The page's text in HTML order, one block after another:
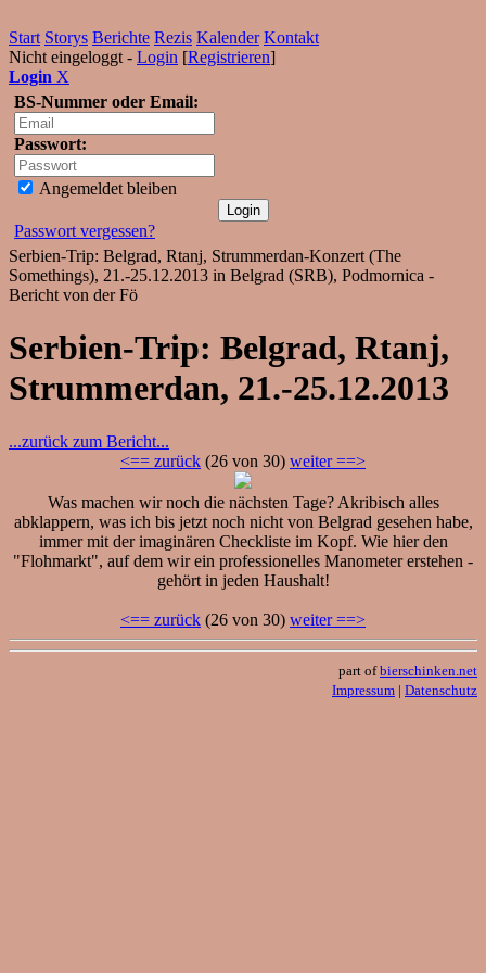
Start Storys Berichte Rezis Kalender Kontakt
Nicht eingeloggt - Login [Registrieren]
Login X
BS-Nummer oder Email:
Passwort:
Angemeldet bleiben
Passwort vergessen?
Serbien-Trip: Belgrad, Rtanj, Strummerdan-Konzert (The
Somethings), 21.-25.12.2013 in Belgrad (SRB), Podmornica -
Bericht von der Fö
Serbien-Trip: Belgrad, Rtanj,
Strummerdan, 21.-25.12.2013
...zurück zum Bericht...
<== zurück (26 von 30) weiter ==>
Was machen wir noch die nächsten Tage? Akribisch alles
abklappern, was ich bis jetzt noch nicht von Belgrad gesehen habe,
immer mit der imaginären Checkliste im Kopf. Wie hier den
"Flohmarkt", auf dem wir ein professionelles Manometer erstehen -
gehört in jeden Haushalt!
<== zurück (26 von 30) weiter ==>
part ofbierschinken.net
Impressum | Datenschutz